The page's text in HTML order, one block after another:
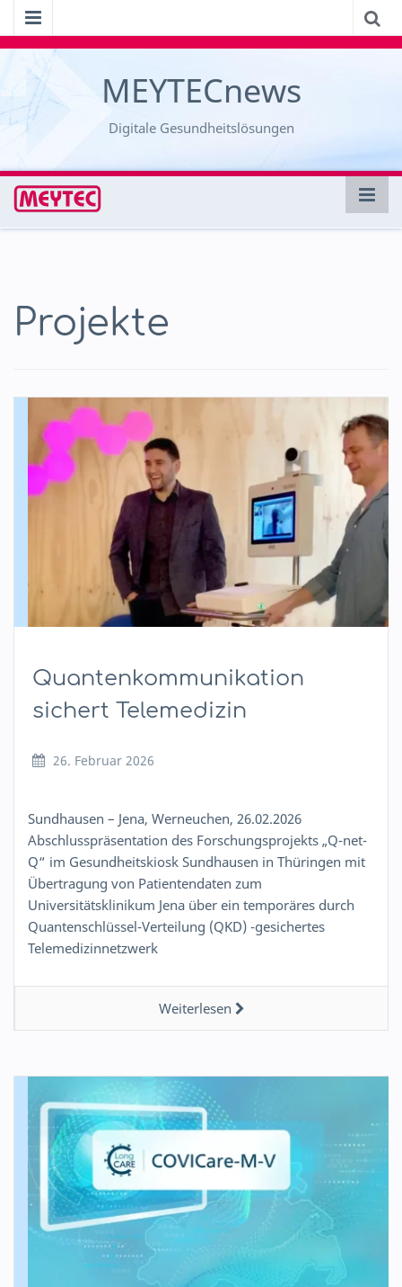
MEYTECnews
Digitale Gesundheitslösungen
Projekte
Quantenkommunikation
sichert Telemedizin
26. Februar 2026
Sundhausen – Jena, Werneuchen, 26.02.2026
Abschlusspräsentation des Forschungsprojekts „Q-net-
Q“ im Gesundheitskiosk Sundhausen in Thüringen mit
Übertragung von Patientendaten zum
Universitätsklinikum Jena über ein temporäres durch
Quantenschlüssel-Verteilung (QKD) -gesichertes
Telemedizinnetzwerk
Weiterlesen